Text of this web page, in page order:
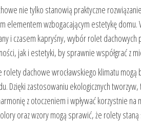
nie tylko stanowią praktyczne
elementem wzbogacającym estetykę
i czasem kapryśny, wybór rolet
jak i estetyki, by sprawnie współgrać z
rolety dachowe wrocławskiego klimatu
Dzięki zastosowaniu ekologicznych
z otoczeniem i wpływać korzystnie
oraz wzory mogą sprawić, że rolety